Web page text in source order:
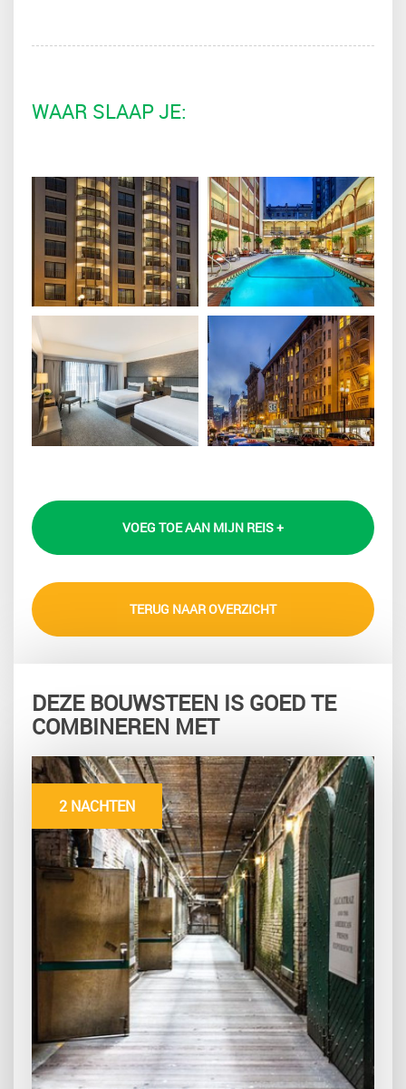
WAAR SLAAP JE:
VOEG TOE AAN MIJN REIS +
TERUG NAAR OVERZICHT
DEZE BOUWSTEEN IS GOED TE
COMBINEREN MET
2 NACHTEN